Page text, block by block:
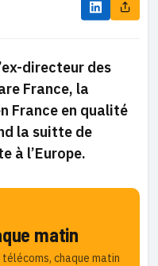
directeur des
France, la
France en qualité
la suitte de
à l’Europe.
matin
chaque matin